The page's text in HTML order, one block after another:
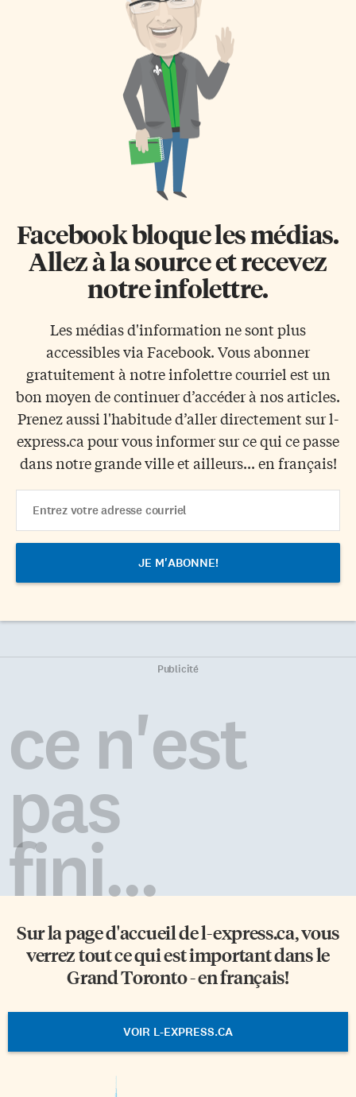
Facebook bloque les médias.
Allez à la source et recevez
notre infolettre.
Les médias d'information ne sont plus
accessibles via Facebook. Vous abonner
gratuitement à notre infolettre courriel est un
bon moyen de continuer d’accéder à nos articles.
Prenez aussi l'habitude d’aller directement sur l-
express.ca pour vous informer sur ce qui ce passe
dans notre grande ville et ailleurs... en français!
Address
Publicité
ce n'est
pas
fini...
Sur la page d'accueil del-express.ca, vous
verrez tout ce qui est important dans le
Grand Toronto - en français!
VOIR L-EXPRESS.CA